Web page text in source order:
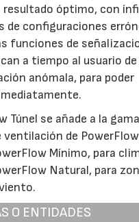
resultado óptimo, con
de configuraciones
funciones de
a tiempo al usuario de
anómala, para poder
Túnel se añade a la
de
Mínimo, para
Natural, para
O ENTIDADES